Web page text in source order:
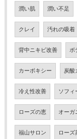
潤い肌 潤い不足
クレイ 汚れの吸着
背中ニキビ改善 ボ
カーボキシー 炭酸
冷え性改善 ソフィ
ローズの恵 オーガ
福山サロン ローズ